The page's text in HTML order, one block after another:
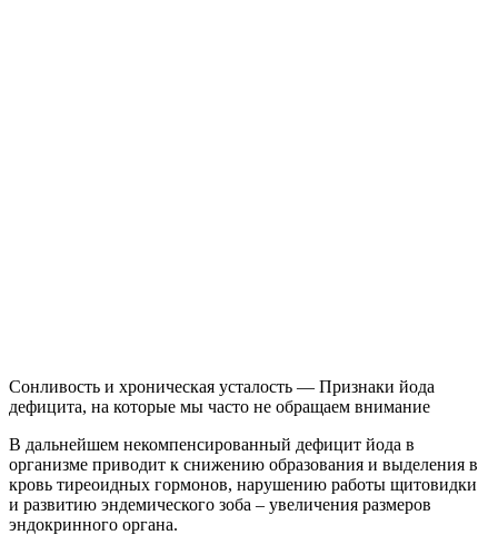
Сонливость и хроническая усталость — Признаки йода
дефицита, на которые мы часто не обращаем внимание
В дальнейшем некомпенсированный дефицит йода в
организме приводит к снижению образования и выделения в
кровь тиреоидных гормонов, нарушению работы щитовидки
и развитию эндемического зоба – увеличения размеров
эндокринного органа.